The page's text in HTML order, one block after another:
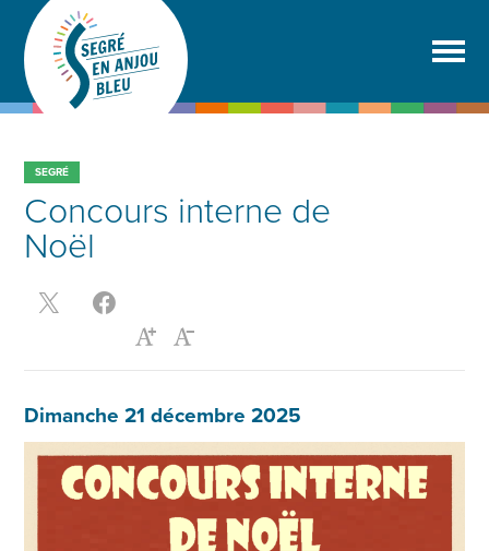
SEGRÉ
Concours interne de
Noël
Dimanche 21 décembre 2025